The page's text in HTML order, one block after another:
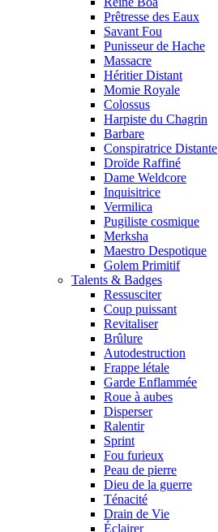
Prêtresse des Eaux
Savant Fou
Punisseur de Hache
Massacre
Héritier Distant
Momie Royale
Colossus
Harpiste du Chagrin
Barbare
Conspiratrice Distante
Droïde Raffiné
Dame Weldcore
Inquisitrice
Vermilica
Pugiliste cosmique
Merksha
Maestro Despotique
Golem Primitif
Talents & Badges
Ressusciter
Coup puissant
Revitaliser
Brûlure
Autodestruction
Frappe létale
Garde Enflammée
Roue à aubes
Disperser
Ralentir
Sprint
Fou furieux
Peau de pierre
Dieu de la guerre
Ténacité
Drain de Vie
Éclairer